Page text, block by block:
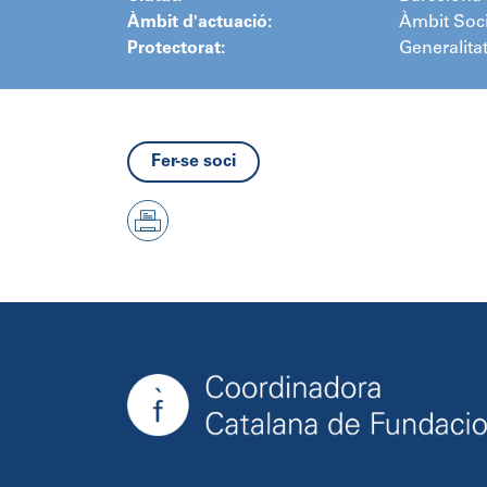
Àmbit d'actuació:
Àmbit
Protectorat:
Fer-se soci